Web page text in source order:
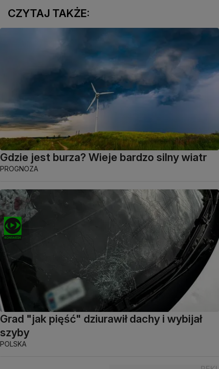
CZYTAJ TAKŻE:
Gdzie jest burza? Wieje bardzo silny wiatr
PROGNOZA
Grad "jak pięść" dziurawił dachy i wybijał
szyby
POLSKA